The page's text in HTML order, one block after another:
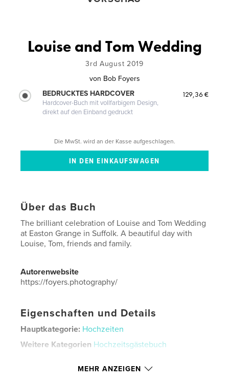
Louise and Tom Wedding
3rd August 2019
von Bob Foyers
BEDRUCKTES HARDCOVER
Hardcover-Buch mit vollfarbigem Design,
direkt auf den Einband gedruckt
129,36 €
Die MwSt. wird an der Kasse aufgeschlagen.
Über das Buch
The brilliant celebration of Louise and Tom Wedding
at Easton Grange in Suffolk. A beautiful day with
Louise, Tom, friends and family.
Autorenwebsite
https://foyers.photography/
Eigenschaften und Details
Hauptkategorie: Hochzeiten
Weitere Kategorien Hochzeitsgästebuch
44
MEHR ANZEIGEN